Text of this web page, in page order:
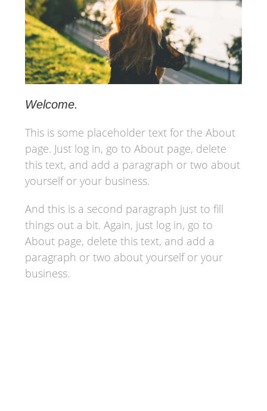
Welcome.
This is some placeholder text for the About
page. Just log in, go to About page, delete
this text, and add a paragraph or two about
yourself or your business.
And this is a second paragraph just to fill
things out a bit. Again, just log in, go to
About page, delete this text, and add a
paragraph or two about yourself or your
business.